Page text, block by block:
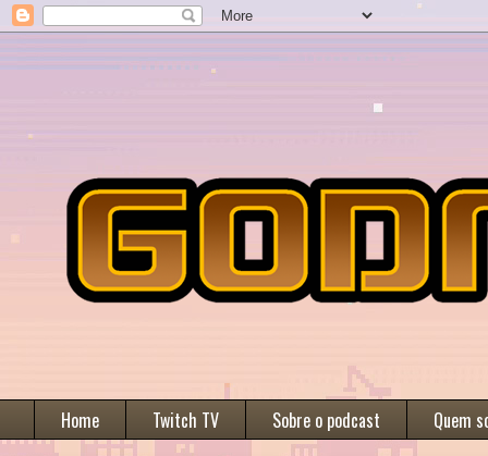
Home Twitch TV Sobre o podcast Quem